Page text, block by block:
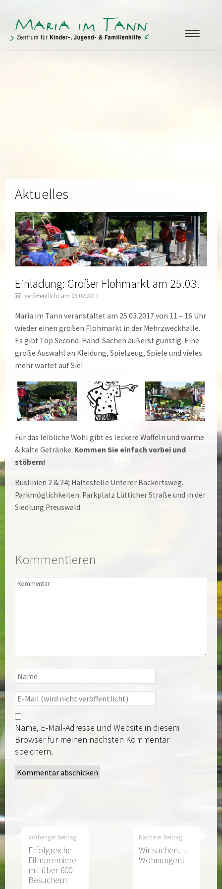
Aktuelles
Einladung: Großer Flohmarkt am 25.03.
veröffentlicht am 09.02.2017
Maria im Tann veranstaltet am 25.03.2017 von 11 – 16 Uhr
wieder einen großen Flohmarkt in der Mehrzweckhalle.
Es gibt Top Second-Hand-Sachen äußerst günstig. Eine
große Auswahl an Kleidung, Spielzeug, Spiele und vieles
mehr wartet auf Sie!
Für das leibliche Wohl gibt es leckere Waffeln und warme
& kalte Getränke. Kommen Sie einfach vorbei und
stöbern!
Buslinien 2 & 24; Haltestelle Unterer Backertsweg.
Parkmöglichkeiten: Parkplatz Lütticher Straße und in der
Siedlung Preuswald
Kommentieren
Name, E-Mail-Adresse und Website in diesem
Browser für meinen nächsten Kommentar
speichern.
Vorheriger Beitrag:
Erfolgreiche
Filmpremiere
mit über 600
Besuchern
Nächster Beitrag:
Wir suchen…
Wohnungen!